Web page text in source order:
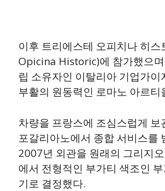
이후 트리에스테 오피치나 히
Opicina Historic)에 참가했으
립 소유자인 이탈리아 기업가
부활의 원동력인 로마노 아르티
차량을 프랑스에 조심스럽게
포갈리아노에서 종합 서비스를
2007년 외관을 원래의 그리지
에서 전형적인 부가티 색조인
기로 결정했다.